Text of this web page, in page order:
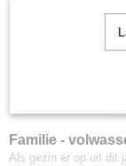
Familie -
Als gezin er op uit dit